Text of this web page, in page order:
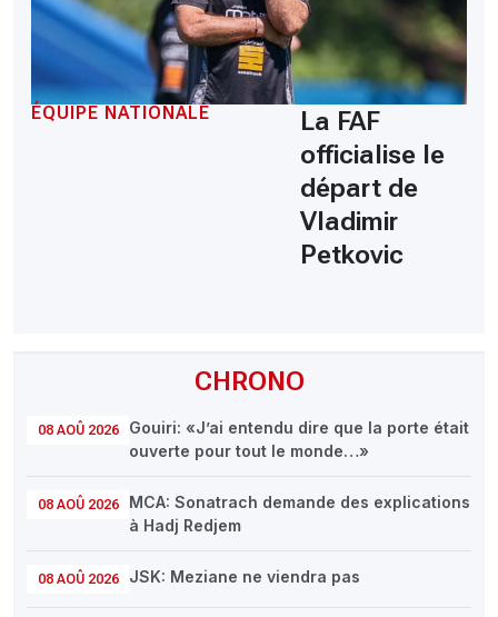
CHRONO
08 AOÛ 2026
Gouiri: «J’ai entendu dire que la porte était
ouverte pour tout le monde…»
08 AOÛ 2026
MCA: Sonatrach demande des explications
à Hadj Redjem
08 AOÛ 2026 JSK: Meziane ne viendra pas
ÉQUIPE NATIONALE
La FAF
officialise le
départ de
Vladimir
Petkovic